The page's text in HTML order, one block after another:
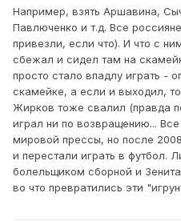
результатов нет (((
Например, взять Аршавина,
Павлюченко и т.д. Все
привезли, если что). И что с
сбежал и сидел там на
просто стало впадлу играть -
скамейке, а если и выходил,
Жирков тоже свалил (правда
играл ни по возвращению...
мировой прессы, но после
и перестали играть в футбол.
болельщиком сборной и
во что превратились эти